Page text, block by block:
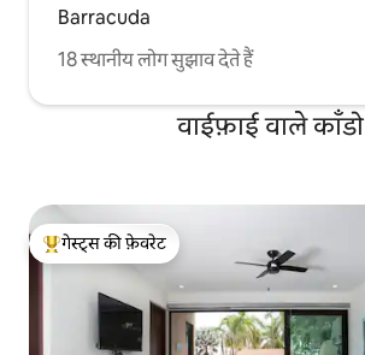
Barracuda
18 स्थानीय लोग सुझाव देते हैं
वाईफ़ाई वाले काँडो
गेस्ट्स का टॉप फ़ेवरेट
गेस्ट्स की फ़ेवरेट